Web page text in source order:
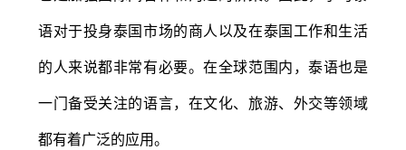
语对于投身泰国市场的商人以及在泰国工作和生活
的人来说都非常有必要。在全球范围内，泰语也是
一门备受关注的语言，在文化、旅游、外交等领域
都有着广泛的应用。